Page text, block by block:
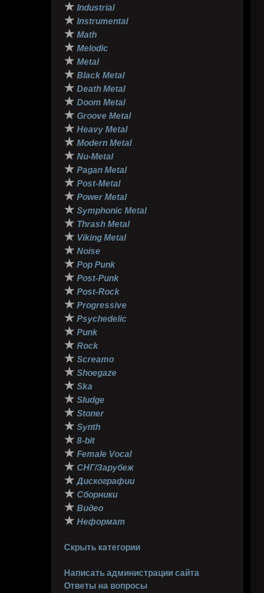
★ Industrial
★ Instrumental
★ Math
★ Melodic
★ Metal
★ Black Metal
★ Death Metal
★ Doom Metal
★ Groove Metal
★ Heavy Metal
★ Modern Metal
★ Nu-Metal
★ Pagan Metal
★ Post-Metal
★ Power Metal
★ Symphonic Metal
★ Thrash Metal
★ Viking Metal
★ Noise
★ Pop Punk
★ Post-Punk
★ Post-Rock
★ Progressive
★ Psychedelic
★ Punk
★ Rock
★ Screamo
★ Shoegaze
★ Ska
★ Sludge
★ Stoner
★ Synth
★ 8-bit
★ Female Vocal
★ СНГ/Зарубеж
★ Дискографии
★ Сборники
★ Видео
★ Неформат
Скрыть категории
Написать администрации сайта
Ответы на вопросы